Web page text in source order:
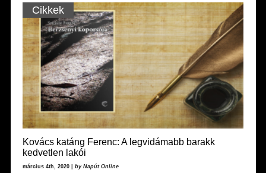
Cikkek
Kovács katáng Ferenc: A legvidámabb barakk
kedvetlen lakói
március 4th, 2020 | by Napút Online